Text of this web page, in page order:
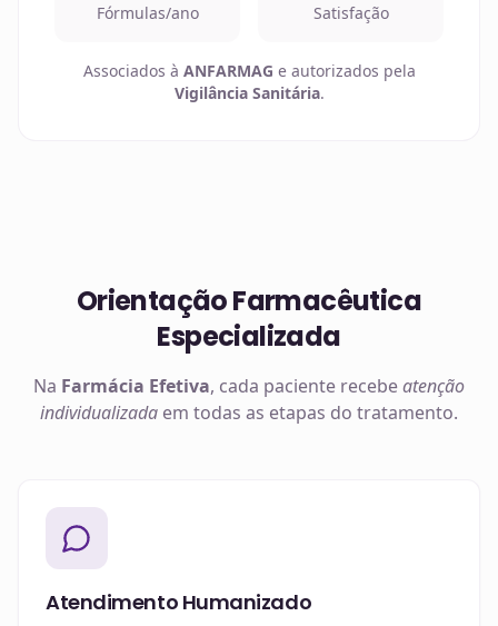
Fórmulas/ano Satisfação
Associados à ANFARMAG e autorizados pela
Vigilância Sanitária.
Orientação Farmacêutica
Especializada
Na Farmácia Efetiva, cada paciente recebeatenção
individualizada em todas as etapas do tratamento.
Atendimento Humanizado